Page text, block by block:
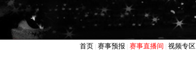
首页 赛事预报 赛事直播间 视频专区